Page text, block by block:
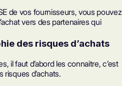
de vos fournisseurs, vous pouvez
vers des partenaires qui
des risques d’achats
il faut d’abord les connaitre, c’est
risques d’achats.